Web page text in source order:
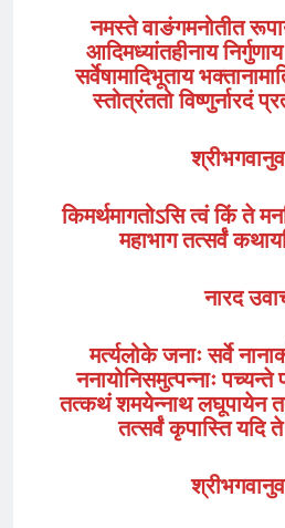
नमस्ते वाङंगमनोतीत
आदिमध्यांतहीनाय
सर्वेषामादिभूताय
स्तोत्रंततो विष्णुर्नारदं
किमर्थमागतोऽसि त्वं किं ते
महाभाग तत्सर्वं
नारद
मर्त्यलोके जनाः सर्वे
ननायोनिसमुत्पन्नाः
तत्कथं शमयेन्नाथ लघूपायेन
तत्सर्वं कृपास्ति यदि